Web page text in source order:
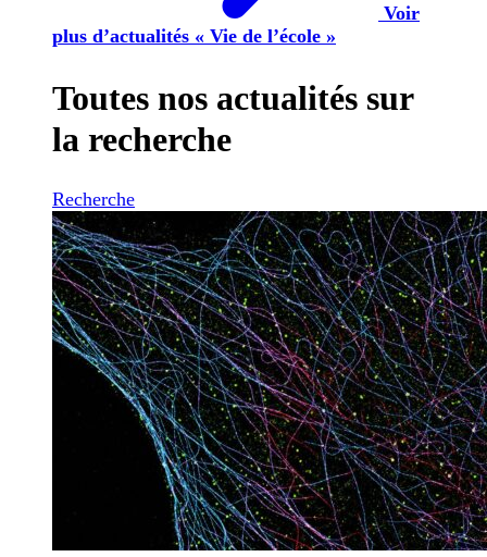
Voir
plus d’actualités « Vie de l’école »
Toutes nos actualités sur
la recherche
Recherche